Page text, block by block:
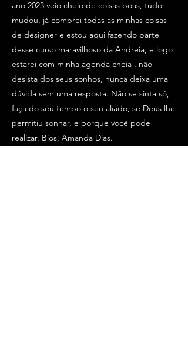
ano 2023 veio cheio de coisas boas, tudo
mudou, já comprei todas as minhas coisas
de designer e estou aqui fazendo parte
desse curso maravilhoso da Andreia, e logo
estarei com minha agenda cheia , não
desista dos seus sonhos, nunca deixa uma
dúvida sem uma resposta. Não se sinta só,
faça do seu tempo o seu aliado, se Deus lhe
permitiu sonhar, e porque você pode
realizar. Bjos, Amanda Dias.